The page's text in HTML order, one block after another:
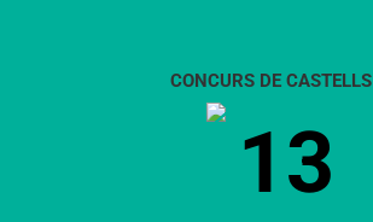
CONCURS DE CASTELLS
13